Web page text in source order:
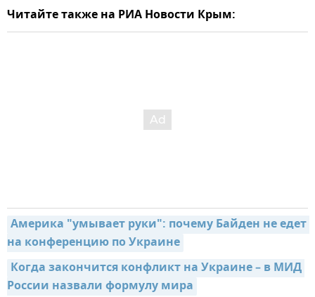
Читайте также на РИА Новости Крым:
Америка "умывает руки": почему Байден не едет
на конференцию по Украине
Когда закончится конфликт на Украине – в МИД
России назвали формулу мира